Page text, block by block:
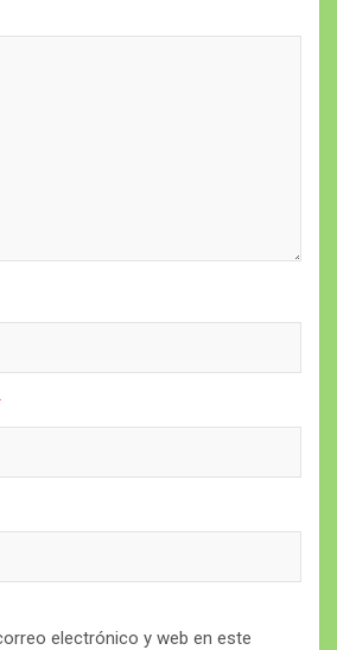
electrónico y web en este